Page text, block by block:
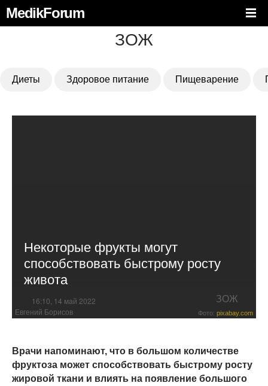
MedikForum
ЗОЖ
Диеты Здоровое питание Пищеварение
Некоторые фрукты могут
способствовать быстрому росту
живота
16:10, 14 май 2022 ЗОЖ
Евгений Борисов Фото: pixabay.com
Врачи напоминают, что в большом количестве
фруктоза может способствовать быстрому росту
жировой ткани и влиять на появление большого